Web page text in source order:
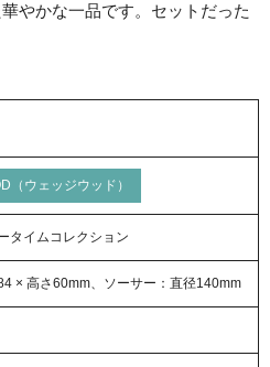
やかな一品です。セットだった
（ウェッジウッド）
タイムコレクション
× 高さ60mm、ソーサー：直径140mm